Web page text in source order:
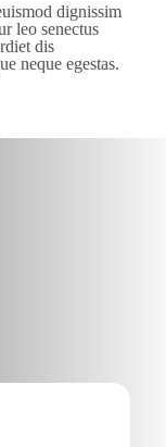
dignissim
leo senectus
dis
neque egestas.